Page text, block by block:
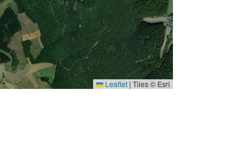
Leaflet | Tiles © Esri